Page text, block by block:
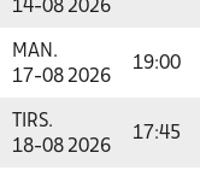
14-08 2026
MAN.
17-08 2026
19:00
TIRS.
18-08 2026
17:45